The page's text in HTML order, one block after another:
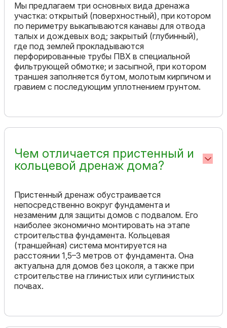
Мы предлагаем три основных вида дренажа
участка: открытый (поверхностный), при котором
по периметру выкапываются канавы для отвода
талых и дождевых вод; закрытый (глубинный),
где под землей прокладываются
перфорированные трубы ПВХ в специальной
фильтрующей обмотке; и засыпной, при котором
траншея заполняется бутом, молотым кирпичом и
гравием с последующим уплотнением грунтом.
Чем отличается пристенный и
кольцевой дренаж дома?
Пристенный дренаж обустраивается
непосредственно вокруг фундамента и
незаменим для защиты домов с подвалом. Его
наиболее экономично монтировать на этапе
строительства фундамента. Кольцевая
(траншейная) система монтируется на
расстоянии 1,5–3 метров от фундамента. Она
актуальна для домов без цоколя, а также при
строительстве на глинистых или суглинистых
почвах.